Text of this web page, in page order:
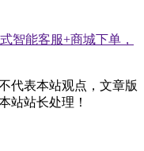
智能客服+商城下单，
代表本站观点，文章版
站站长处理！